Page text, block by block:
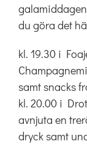
du göra det
kl. 19.30 i
samt snacks
kl. 20.00 i
avnjuta en
dryck samt